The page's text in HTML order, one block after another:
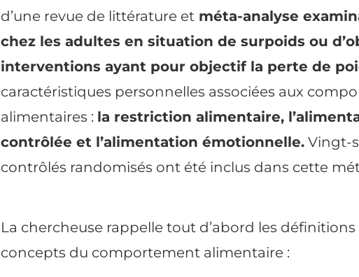
d’une revue de littérature et méta-analyse
chez les adultes en situation de surpoids ou
interventions ayant pour objectif la perte de
caractéristiques personnelles associées aux
alimentaires : la restriction alimentaire,
contrôlée et l’alimentation émotionnelle. Vingt-
contrôlés randomisés ont été inclus dans cette
La chercheuse rappelle tout d’abord les définitions
concepts du comportement alimentaire :